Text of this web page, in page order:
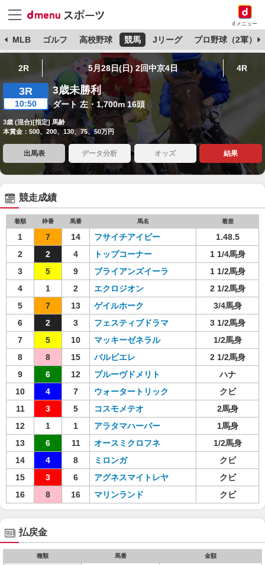
dメニュー
MLB ゴルフ 高校野球 競馬 Jリーグ プロ野球（2軍）
2R 5月28日(日) 2回中京4日 4R
3R
10:50
3歳未勝利
ダート 左・1,700m 16頭
3歳 (混合)[指定] 馬齢
本賞金：500、200、130、75、50万円
出馬表 データ分析 オッズ 結果
競走成績
着順 枠番 馬番 馬名 着差
1 7 14 フサイチアイビー
1.48.5
2
2 4 トップコーナー
1 1/4馬身
3
5 9 ブライアンズイーラ
1 1/2馬身
4
1 2 エクロジオン
2 1/2馬身
5
7 13 ゲイルホーク
3/4馬身
6
2 3 フェスティブドラマ
3 1/2馬身
7
5 10 マッキーゼネラル
1/2馬身
8
8 15 バルビエレ
2 1/2馬身
9
6 12 プルーヴドメリト
ハナ
10
4 7 ウォータートリック
クビ
11
3 5 コスモメテオ
2馬身
12
1 1 アラタマハーバー
1馬身
13
6 11 オースミクロフネ
1/2馬身
14
4 8 ミロンガ
クビ
15
3 6 アグネスマイトレヤ
クビ
16
8 16 マリンランド クビ
払戻金
種類 馬番 金額